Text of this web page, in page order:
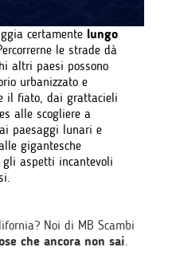
certamente lungo
le strade dà
altri paesi possono
urbanizzato e
il fiato, dai grattacieli
alle scogliere a
paesaggi lunari e
gigantesche
gli aspetti incantevoli
Noi di MB Scambi
che ancora non sai